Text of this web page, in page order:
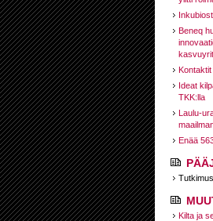
Beneq
Ideat
TKK:lla
Laulu-
Enää
Kilta ja